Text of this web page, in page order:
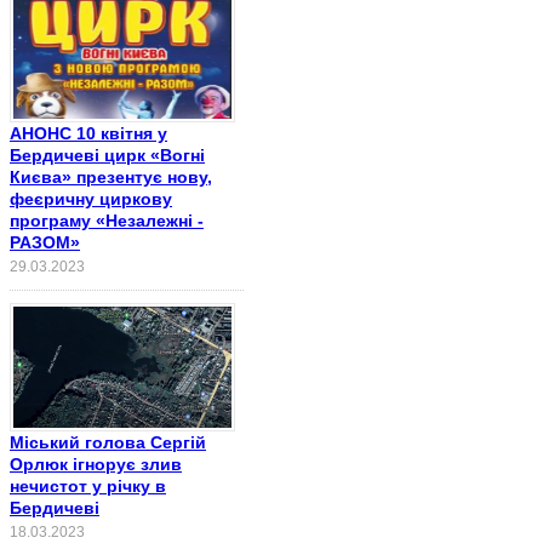
АНОНС 10 квітня у
Бердичеві цирк «Вогні
Києва» презентує нову,
феєричну циркову
програму «Незалежні -
РАЗОМ»
29.03.2023
Міський голова Сергій
Орлюк ігнорує злив
нечистот у річку в
Бердичеві
18.03.2023